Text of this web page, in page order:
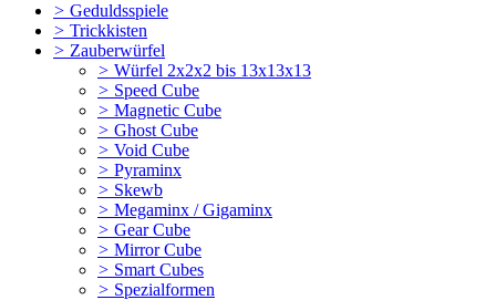
> Geduldsspiele
> Trickkisten
> Zauberwürfel
> Würfel 2x2x2 bis 13x13x13
> Speed Cube
> Magnetic Cube
> Ghost Cube
> Void Cube
> Pyraminx
> Skewb
> Megaminx / Gigaminx
> Gear Cube
> Mirror Cube
> Smart Cubes
> Spezialformen